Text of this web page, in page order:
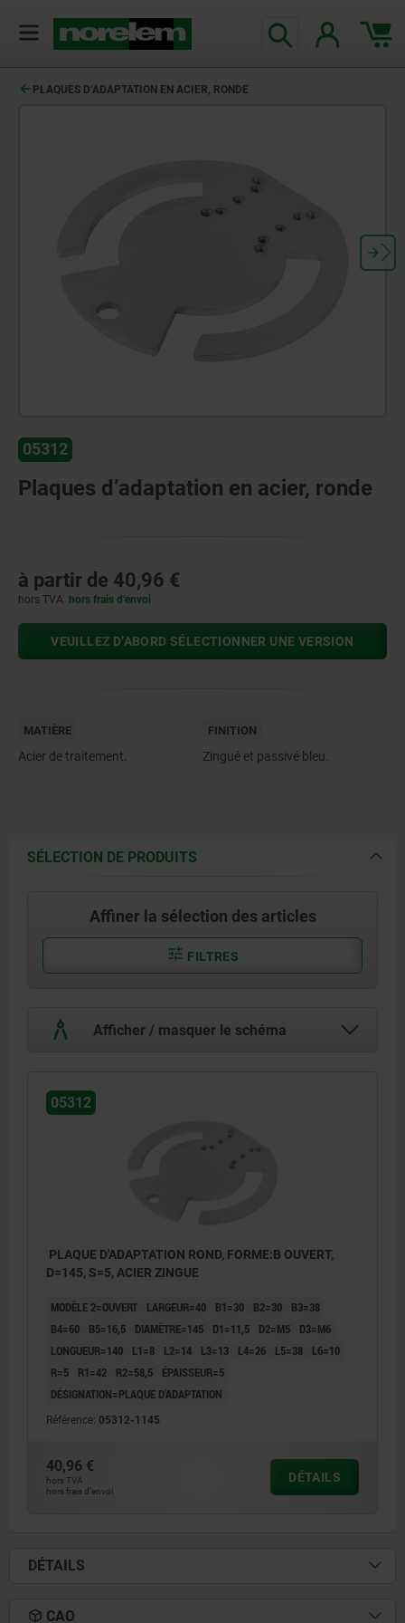
PLAQUES D’ADAPTATION EN ACIER, RONDE
05312
Plaques d’adaptation en acier, ronde
à partir de 40,96 €
hors TVA hors frais d’envoi
VEUILLEZ D’ABORD SÉLECTIONNER UNE VERSION
MATIÈRE
Acier de traitement.
FINITION
Zingué et passivé bleu.
SÉLECTION DE PRODUITS
Affiner la sélection des articles
FILTRES
Afficher / masquer le schéma
05312
PLAQUE D'ADAPTATION ROND, FORME:B OUVERT,
D=145, S=5, ACIER ZINGUE
MODÈLE 2=OUVERT LARGEUR=40 B1=30 B2=30
B3=38
B4=60
B5=16,5 DIAMÈTRE=145 D1=11,5 D2=M5
D3=M6
LONGUEUR=140
L1=8 L2=14 L3=13 L4=26 L5=38
L6=10
R=5
R1=42 R2=58,5
ÉPAISSEUR=5
DÉSIGNATION=PLAQUE D'ADAPTATION
Référence: 05312-1145
40,96 €
hors TVA
hors frais d’envoi
DÉTAILS
DÉTAILS
CAO